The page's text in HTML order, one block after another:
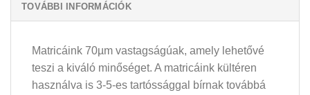
TOVÁBBI INFORMÁCIÓK
Matricáink 70µm vastagságúak, amely lehetővé
teszi a kiváló minőséget. A matricáink kültéren
használva is 3-5-es tartóssággal bírnak továbbá